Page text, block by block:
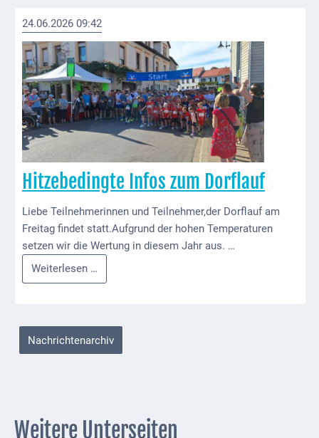
Vereine &
Institutionen
Kindergarten
Allgemeine
Infos
DEN
WEIN
Danke
für
das
tolle
Fest!
24.06.2026 09:42
Hitzebedingte Infos zum Dorflauf
Liebe Teilnehmerinnen und Teilnehmer,der Dorflauf am
Freitag findet statt.Aufgrund der hohen Temperaturen
setzen wir die Wertung in diesem Jahr aus. …
Weiterlesen …
Infos
Nachrichtenarchiv
Weitere Unterseiten